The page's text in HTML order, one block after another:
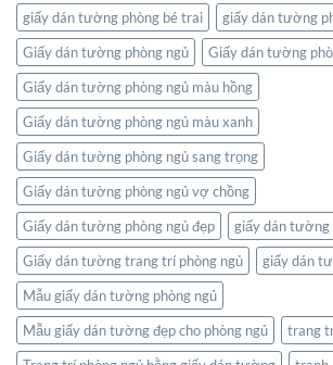
giấy dán tường phòng bé trai
giấy dán tường
Giấy dán tường phòng ngủ
Giấy dán tường
Giấy dán tường phòng ngủ màu hồng
Giấy dán tường phòng ngủ màu xanh
Giấy dán tường phòng ngủ sang trọng
Giấy dán tường phòng ngủ vợ chồng
Giấy dán tường phòng ngủ đẹp
giấy dán tường
Giấy dán tường trang trí phòng ngủ
giấy dán
Mẫu giấy dán tường phòng ngủ
Mẫu giấy dán tường đẹp cho phòng ngủ
trang